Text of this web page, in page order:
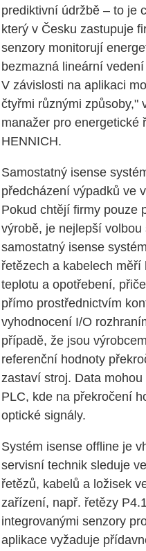
prediktivní údržbě – to je
který v Česku zastupuje
senzory monitorují
bezmazná lineární
V závislosti na aplikaci
čtyřmi různými způsoby,"
manažer pro energetické
HENNICH.
Samostatný isense
předcházení výpadků ve
Pokud chtějí firmy pouze
výrobě, je nejlepší
samostatný isense
řetězech a kabelech
teplotu a opotřebení,
přímo prostřednictvím
vyhodnocení I/O
případě, že jsou
referenční hodnoty
zastaví stroj. Data
PLC, kde na překročení
optické signály.
Systém isense offline je
servisní technik sleduje
řetězů, kabelů a ložisek
zařízení, např. řetězy
integrovanými senzory
aplikace vyžaduje